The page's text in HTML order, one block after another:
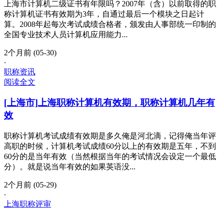
上海市计算机二级证书有年限吗？2007年（含）以前取得的职
称计算机证书有效期为3年，自通过最后一个模块之日起计
算。2008年起每次考试成绩合格者，颁发由人事部统一印制的
全国专业技术人员计算机应用能力...
2个月前 (05-30)
·
职称资讯
阅读全文
[上海市]上海职称计算机有效期，职称计算机几年有
效
职称计算机考试成绩有效期是多久俺是河北滴，记得俺当年评
高职的时候，计算机考试成绩60分以上的有效期是五年，不到
60分的是当年有效（当然根据当年的考试情况会设定一个最低
分）。就是说当年有效的如果英语没...
2个月前 (05-29)
·
上海职称评审